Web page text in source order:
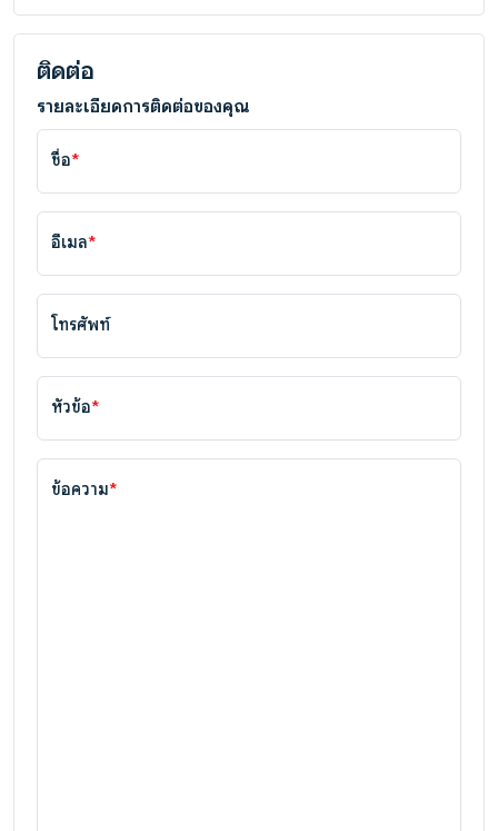
ติดต่อ
รายละเอียดการติดต่อของคุณ
ชื่อ*
อีเมล*
โทรศัพท์
หัวข้อ*
ข้อความ*